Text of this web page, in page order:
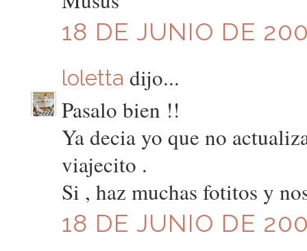
18 DE JUNIO DE
loletta dijo...
Pasalo bien !!
Ya decia yo que no
viajecito .
Si , haz muchas fotitos y
18 DE JUNIO DE